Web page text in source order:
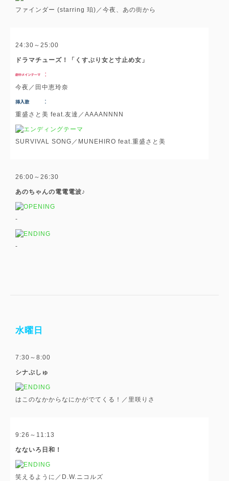
ファインダー (starring 珀)／今夜、あの街から
24:30～25:00
ドラマチューズ！「くすぶり女と寸止め女」
今夜／田中恵玲奈
重盛さと美 feat.友達／AAAANNNN
SURVIVAL SONG／MUNEHIRO feat.重盛さと美
26:00～26:30
あのちゃんの電電電波♪
-
-
水曜日
7:30～8:00
シナぷしゅ
はこのなかからなにかがでてくる！／里咲りさ
9:26～11:13
なないろ日和！
笑えるように／D.W.ニコルズ